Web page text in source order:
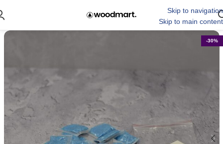
Skip to navigation
Skip to main content
-30%